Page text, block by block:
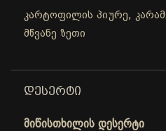
კარტოფილის პიურე,
მწვანე ზეთი
ᲓᲔᲡᲔᲠᲢᲘ
მიწისთხილის დესერტი